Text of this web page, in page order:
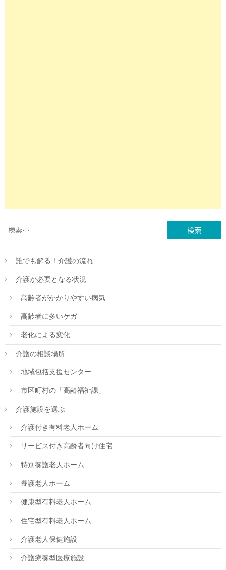
誰でも解る！介護の流れ
介護が必要となる状況
高齢者がかかりやすい病気
高齢者に多いケガ
老化による変化
介護の相談場所
地域包括支援センター
市区町村の「高齢福祉課」
介護施設を選ぶ
介護付き有料老人ホーム
サービス付き高齢者向け住宅
特別養護老人ホーム
養護老人ホーム
健康型有料老人ホーム
住宅型有料老人ホーム
介護老人保健施設
介護療養型医療施設